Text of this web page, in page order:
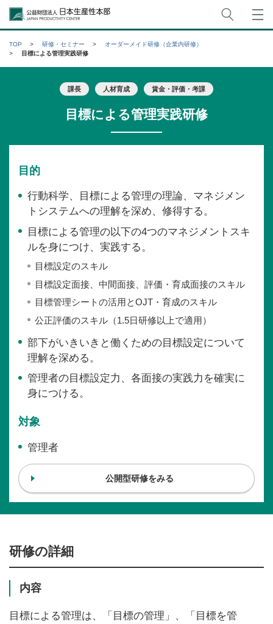
公益財団法人日本生産性本部
TOP 研修・セミナー
オーダーメイド研修（企業内研修）
目標による管理実践研修
課長 人材育成 賃金・評価・考課
目標による管理実践研修
目的
行動科学、目標による管理の理論、マネジメン
トシステムへの理解を深め、修得する。
目標による管理の以下の4つのマネジメントスキ
ルを身につけ、実践する。
目標設定のスキル
目標設定面接、中間面接、評価・育成面接のスキル
目標管理シートの活用とOJT・育成のスキル
公正評価のスキル（1.5日研修以上で適用）
部下がいきいきと働くための目標設定について
理解を深める。
管理者の目標設定力、各面接の実践力を確実に
身につける。
対象
管理者
公開型研修をみる
研修の詳細
内容
目標による管理は、「目標の管理」、「目標を管